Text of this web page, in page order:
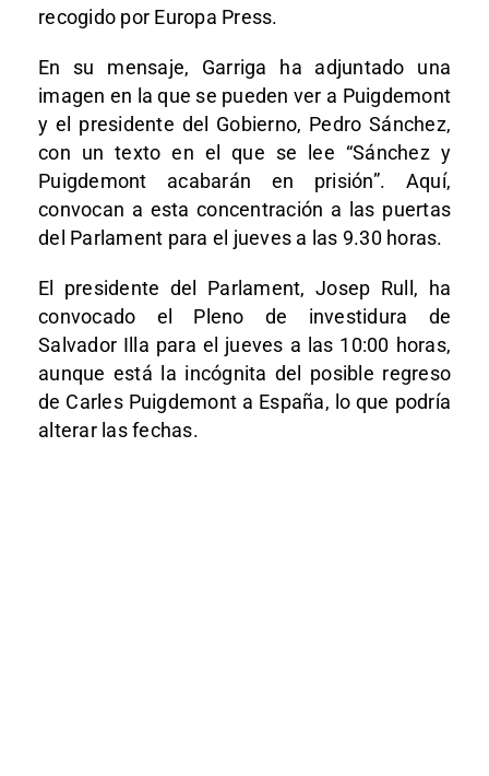
recogido por Europa Press.
En su mensaje, Garriga ha adjuntado una
imagen en la que se pueden ver a Puigdemont
y el presidente del Gobierno, Pedro Sánchez,
con un texto en el que se lee “Sánchez y
Puigdemont acabarán en prisión”. Aquí,
convocan a esta concentración a las puertas
del Parlament para el jueves a las 9.30 horas.
El presidente del Parlament, Josep Rull, ha
convocado el Pleno de investidura de
Salvador Illa para el jueves a las 10:00 horas,
aunque está la incógnita del posible regreso
de Carles Puigdemont a España, lo que podría
alterar las fechas.